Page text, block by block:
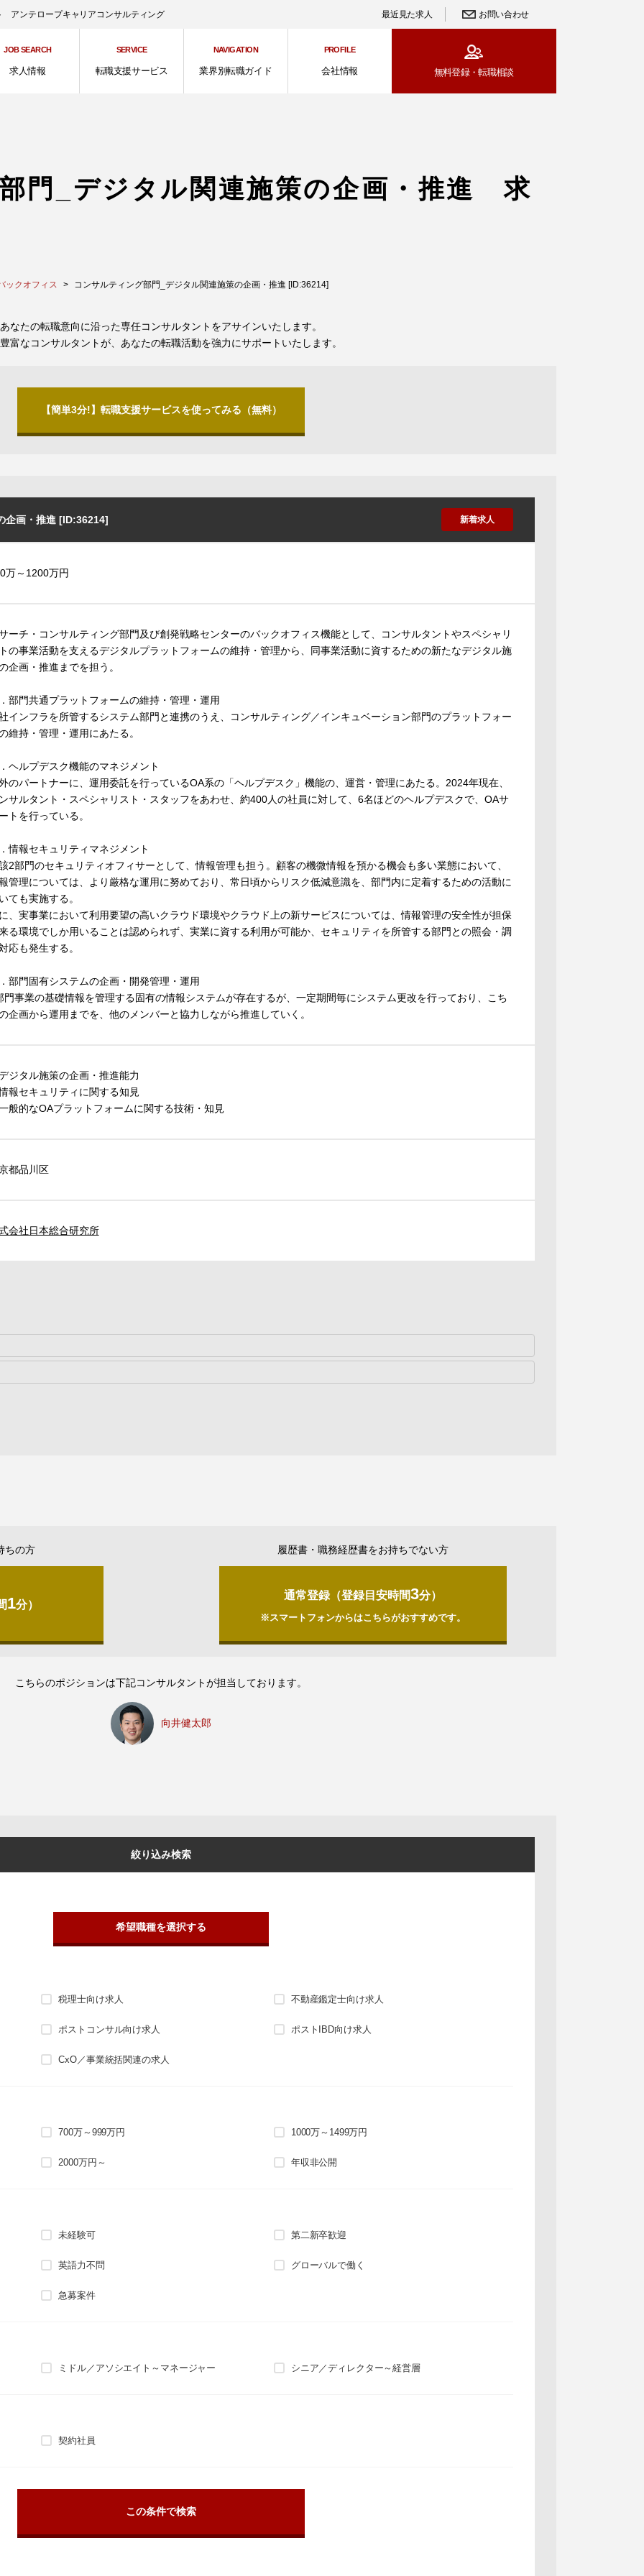
アンテロープキャリアコンサルティング 最近見た求人 お問い合わせ
JOB SEARCH
求人情報
SERVICE
転職支援サービス
NAVIGATION
業界別転職ガイド
PROFILE
会社情報 無料登録・転職相談
門_デジタル関連施策の企画・推進 求
ックオフィス コンサルティング部門_デジタル関連施策の企画・推進 [ID:36214]
あなたの転職意向に沿った専任コンサルタントをアサインいたします。
富なコンサルタントが、あなたの転職活動を強力にサポートいたします。
【簡単3分!】転職支援サービスを使ってみる（無料）
企画・推進 [ID:36214] 新着求人
万～1200万円
ーチ・コンサルティング部門及び創発戦略センターのバックオフィス機能として、コンサルタントやスペシャリ
の事業活動を支えるデジタルプラットフォームの維持・管理から、同事業活動に資するための新たなデジタル施
企画・推進までを担う。
部門共通プラットフォームの維持・管理・運用
インフラを所管するシステム部門と連携のうえ、コンサルティング／インキュベーション部門のプラットフォー
維持・管理・運用にあたる。
ヘルプデスク機能のマネジメント
のパートナーに、運用委託を行っているOA系の「ヘルプデスク」機能の、運営・管理にあたる。2024年現在、
サルタント・スペシャリスト・スタッフをあわせ、約400人の社員に対して、6名ほどのヘルプデスクで、OAサ
トを行っている。
情報セキュリティマネジメント
2部門のセキュリティオフィサーとして、情報管理も担う。顧客の機微情報を預かる機会も多い業態において、
管理については、より厳格な運用に努めており、常日頃からリスク低減意識を、部門内に定着するための活動に
ても実施する。
、実事業において利用要望の高いクラウド環境やクラウド上の新サービスについては、情報管理の安全性が担保
る環境でしか用いることは認められず、実業に資する利用が可能か、セキュリティを所管する部門との照会・調
応も発生する。
部門固有システムの企画・開発管理・運用
門事業の基礎情報を管理する固有の情報システムが存在するが、一定期間毎にシステム更改を行っており、こち
企画から運用までを、他のメンバーと協力しながら推進していく。
ジタル施策の企画・推進能力
報セキュリティに関する知見
般的なOAプラットフォームに関する技術・知見
都品川区
会社日本総合研究所
ちの方
1分）
履歴書・職務経歴書をお持ちでない方
通常登録（登録目安時間3分）
※スマートフォンからはこちらがおすすめです。
こちらのポジションは下記コンサルタントが担当しております。
向井健太郎
絞り込み検索
希望職種を選択する
税理士向け求人 不動産鑑定士向け求人
ポストコンサル向け求人 ポストIBD向け求人
CxO／事業統括関連の求人
700万～999万円 1000万～1499万円
2000万円～ 年収非公開
未経験可 第二新卒歓迎
英語力不問 グローバルで働く
急募案件
ミドル／アソシエイト～マネージャー シニア／ディレクター～経営層
契約社員